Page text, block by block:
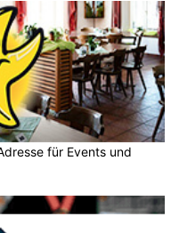
für Events und